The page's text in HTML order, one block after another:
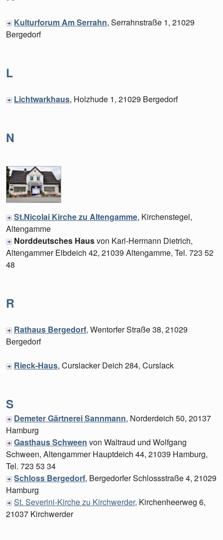
Kulturforum Am Serrahn, Serrahnstraße 1, 21029
Bergedorf
L
Lichtwarkhaus, Holzhude 1, 21029 Bergedorf
N
St.Nicolai Kirche zu Altengamme, Kirchenstegel,
Altengamme
Norddeutsches Hausvon Karl-Hermann Dietrich,
Altengammer Elbdeich 42, 21039 Altengamme, Tel. 723 52
48
R
Rathaus Bergedorf, Wentorfer Straße 38, 21029
Bergedorf
Rieck-Haus, Curslacker Deich 284, Curslack
S
Demeter Gärtnerei Sannmann, Norderdeich 50, 20137
Hamburg
Gasthaus Schween von Waltraud und Wolfgang
Schween, Altengammer Hauptdeich 44, 21039 Hamburg,
Tel. 723 53 34
Schloss Bergedorf, Bergedorfer Schlossstraße 4, 21029
Hamburg
St. Severini-Kirche zu Kirchwerder, Kirchenheerweg 6,
21037 Kirchwerder